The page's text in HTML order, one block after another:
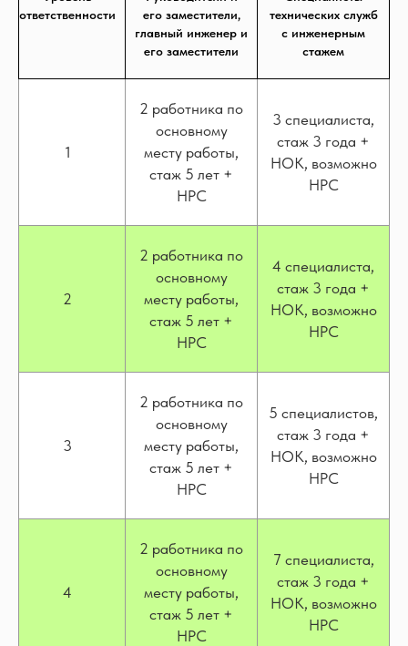
ответственности
его заместители,
главный инженер и
его заместители
технических служб
с инженерным
стажем
1
2 работника по
основному
месту работы,
стаж 5 лет +
НРС
3 специалиста,
стаж 3 года +
НОК, возможно
НРС
2
2 работника по
основному
месту работы,
стаж 5 лет +
НРС
4 специалиста,
стаж 3 года +
НОК, возможно
НРС
3
2 работника по
основному
месту работы,
стаж 5 лет +
НРС
5 специалистов,
стаж 3 года +
НОК, возможно
НРС
4
2 работника по
основному
месту работы,
стаж 5 лет +
НРС
7 специалиста,
стаж 3 года +
НОК, возможно
НРС